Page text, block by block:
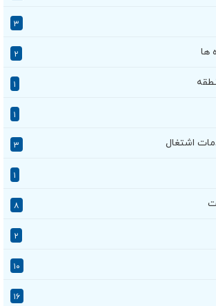
۳
ها ۲
اشتغال ۳
۸
۲
۱۰
۱۶